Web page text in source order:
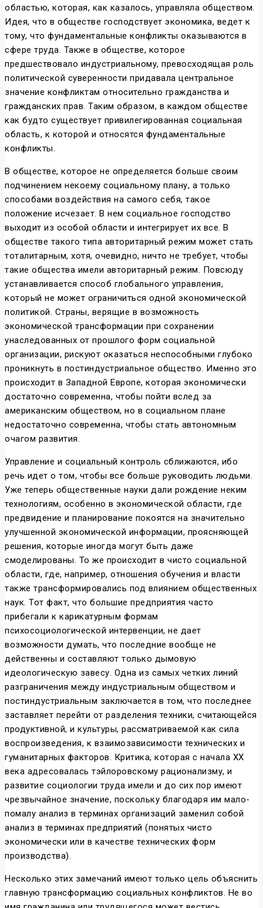
областью, которая, как казалось, управляла обществом.
Идея, что в обществе господствует экономика, ведет к
тому, что фундаментальные конфликты оказываются в
сфере труда. Также в обществе, которое
предшествовало индустриальному, превосходящая роль
политической суверенности придавала центральное
значение конфликтам относительно гражданства и
гражданских прав. Таким образом, в каждом обществе
как будто существует привилегированная социальная
область, к которой и относятся фундаментальные
конфликты.
В обществе, которое не определяется больше своим
подчинением некоему социальному плану, а только
способами воздействия на самого себя, такое
положение исчезает. В нем социальное господство
выходит из особой области и интегрирует их все. В
обществе такого типа авторитарный режим может стать
тоталитарным, хотя, очевидно, ничто не требует, чтобы
такие общества имели авторитарный режим. Повсюду
устанавливается способ глобального управления,
который не может ограничиться одной экономической
политикой. Страны, верящие в возможность
экономической трансформации при сохранении
унаследованных от прошлого форм социальной
организации, рискуют оказаться неспособными глубоко
проникнуть в постиндустриальное общество. Именно это
происходит в Западной Европе, которая экономически
достаточно современна, чтобы пойти вслед за
американским обществом, но в социальном плане
недостаточно современна, чтобы стать автономным
очагом развития.
Управление и социальный контроль сближаются, ибо
речь идет о том, чтобы все больше руководить людьми.
Уже теперь общественные науки дали рождение неким
технологиям, особенно в экономической области, где
предвидение и планирование покоятся на значительно
улучшенной экономической информации, проясняющей
решения, которые иногда могут быть даже
смоделированы. То же происходит в чисто социальной
области, где, например, отношения обучения и власти
также трансформировались под влиянием общественных
наук. Тот факт, что большие предприятия часто
прибегали к карикатурным формам
психосоциологической интервенции, не дает
возможности думать, что последние вообще не
действенны и составляют только дымовую
идеологическую завесу. Одна из самых четких линий
разграничения между индустриальным обществом и
постиндустриальным заключается в том, что последнее
заставляет перейти от разделения техники, считающейся
продуктивной, и культуры, рассматриваемой как сила
воспроизведения, к взаимозависимости технических и
гуманитарных факторов. Критика, которая с начала XX
века адресовалась тэйлоровскому рационализму, и
развитие социологии труда имели и до сих пор имеют
чрезвычайное значение, поскольку благодаря им мало-
помалу анализ в терминах организаций заменил собой
анализ в терминах предприятий (понятых чисто
экономически или в качестве технических форм
производства).
Несколько этих замечаний имеют только цель объяснить
главную трансформацию социальных конфликтов. Не во